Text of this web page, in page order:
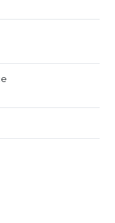
echipe sau pe
adresă
compartimentare.